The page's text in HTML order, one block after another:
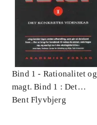
Bind 1 - Rationalitet og
magt. Bind 1 : Det
konkretes videnskab
Bent Flyvbjerg